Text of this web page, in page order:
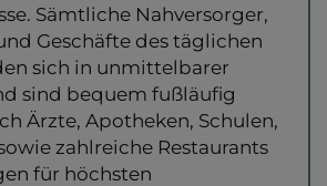
Sämtliche Nahversorger,
Geschäfte des täglichen
sich in unmittelbarer
sind bequem fußläufig
Ärzte, Apotheken, Schulen,
zahlreiche Restaurants
für höchsten